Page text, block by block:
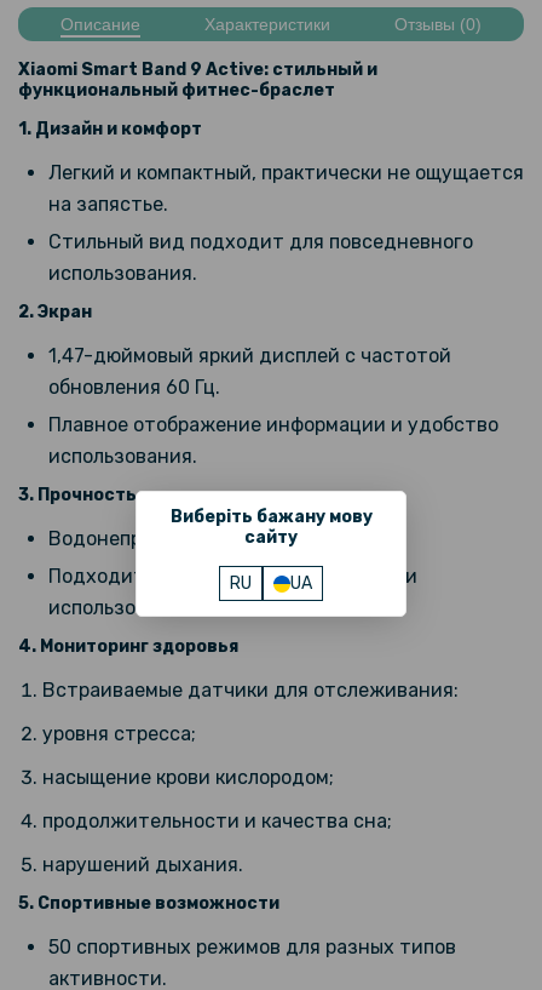
Виберіть бажану мову
сайту
RU UA
Магнитное зарядное устройство Epic USB для часов Xiaomi Mi
Band 8, Black
159 грн
Противоударная гидрогелевая пленка Hydrogel Film для Xiaomi
Band 8 (3 шт), Transparent
159 грн
Противоударная гидрогелевая пленка Hydrogel Film для Xiaomi
467 грн
549 грн
Ремешок Glacier Armor для смарт-часов Xiaomi Smart Band 9
Active с металической застежкой
375 грн
469 грн
Ремешок Silicone Magnetic для Xiaomi Smart Band 9 Active
169 грн
Smart Band 9 Active
189 грн
Чехол с защитным стеклом Protective Cover with Glass для Xiaomi
Описание Характеристики Отзывы (0)
Xiaomi Smart Band 9 Active: стильный и
функциональный фитнес-браслет
1. Дизайн и комфорт
Легкий и компактный, практически не ощущается
на запястье.
Стильный вид подходит для повседневного
использования.
2. Экран
1,47-дюймовый яркий дисплей с частотой
обновления 60 Гц.
Плавное отображение информации и удобство
использования.
3. Прочность и защита
Водонепроницаемость класса 5 ATM.
Подходит для тренировок, плавания и
использования в дождь.
4. Мониторинг здоровья
Встраиваемые датчики для отслеживания:
уровня стресса;
насыщение крови кислородом;
продолжительности и качества сна;
нарушений дыхания.
5. Спортивные возможности
50 спортивных режимов для разных типов
активности.